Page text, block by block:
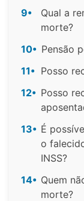
9•
Qual a
morte?
10• Pensão
11• Posso
12• Posso
13• É
o
INSS?
14• Quem
morte?